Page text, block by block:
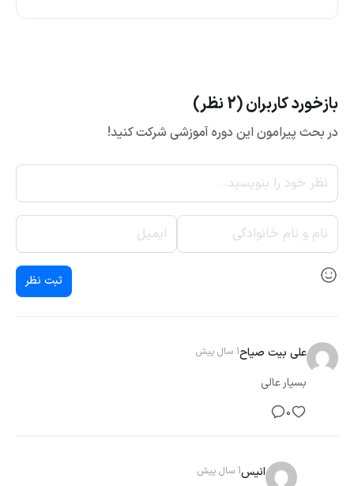
بازخورد کاربران (2 نظر)
در بحث پیرامون این دوره آموزشی شرکت کنید!
ثبت نظر
علی بیت صیاح1 سال پیش
بسیار عالی
0
انیس1 سال پیش